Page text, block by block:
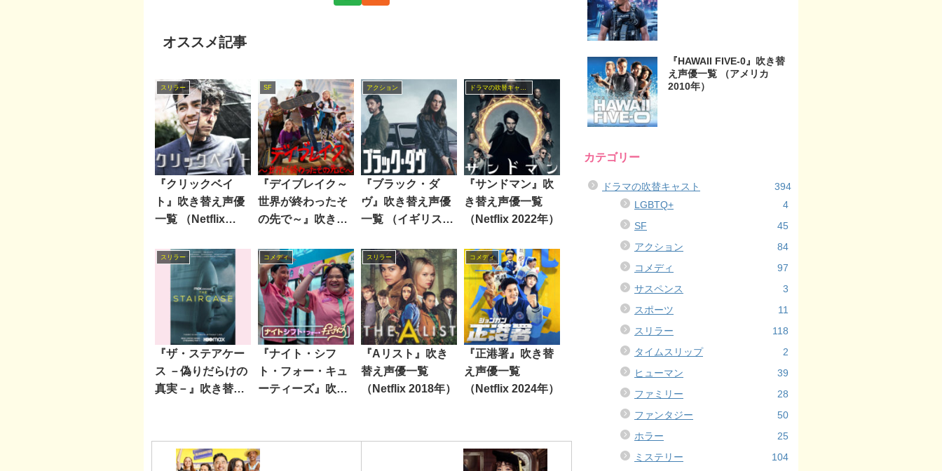
オススメ記事
スリラー
『クリックベイ
ト』吹き替え声優
一覧 （Netflix
SF
『デイブレイク～
世界が終わったそ
の先で～』吹き替
アクション
『ブラック・ダ
ヴ』吹き替え声優
一覧 （イギリス
ドラマの吹替キャスト
『サンドマン』吹
き替え声優一覧
（Netflix 2022年）
スリラー
『ザ・ステアケー
ス －偽りだらけの
真実－』吹き替え
コメディ
『ナイト・シフ
ト・フォー・キュ
ーティーズ』吹き
スリラー
『Aリスト』吹き
替え声優一覧
（Netflix 2018年）
コメディ
『正港署』吹き替
え声優一覧
（Netflix 2024年）
『HAWAII FIVE-0』吹き替
え声優一覧 （アメリカ
2010年）
カテゴリー
ドラマの吹替キャスト
394
LGBTQ+
4
SF
45
アクション
84
コメディ
97
サスペンス
3
スポーツ
11
スリラー
118
タイムスリップ
2
ヒューマン
39
ファミリー
28
ファンタジー
50
ホラー
25
ミステリー
104